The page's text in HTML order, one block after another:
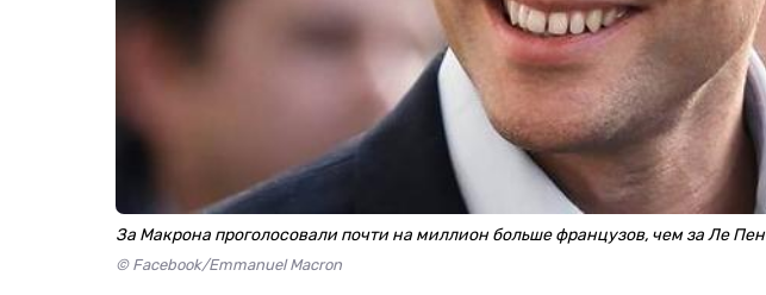
За Макрона проголосовали почти на миллион больше французов, чем за Ле Пен
© Facebook/Emmanuel Macron